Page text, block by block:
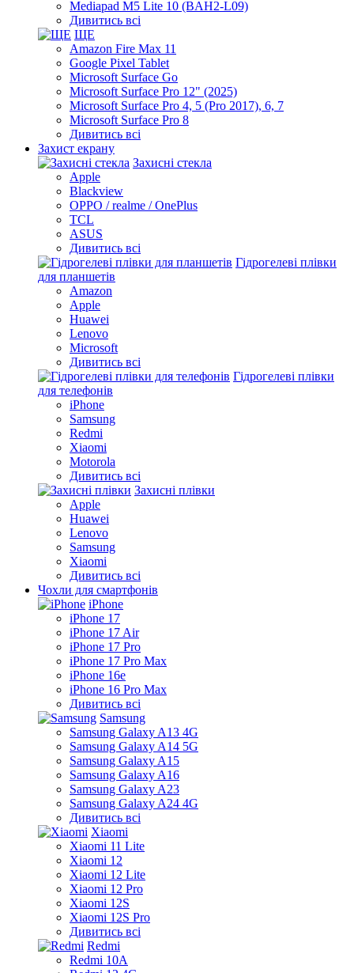
Mediapad M5 Lite 10 (BAH2-L09)
Дивитись всі
ЩЕ
Amazon Fire Max 11
Google Pixel Tablet
Microsoft Surface Go
Microsoft Surface Pro 12" (2025)
Microsoft Surface Pro 4, 5 (Pro 2017), 6, 7
Microsoft Surface Pro 8
Дивитись всі
Захист екрану
Захисні стекла
Apple
Blackview
OPPO / realme / OnePlus
TCL
ASUS
Дивитись всі
Гідрогелеві плівки
для планшетів
Amazon
Apple
Huawei
Lenovo
Microsoft
Дивитись всі
Гідрогелеві плівки
для телефонів
iPhone
Samsung
Redmi
Xiaomi
Motorola
Дивитись всі
Захисні плівки
Apple
Huawei
Lenovo
Samsung
Xiaomi
Дивитись всі
Чохли для смартфонів
iPhone
iPhone 17
iPhone 17 Air
iPhone 17 Pro
iPhone 17 Pro Max
iPhone 16e
iPhone 16 Pro Max
Дивитись всі
Samsung
Samsung Galaxy A13 4G
Samsung Galaxy A14 5G
Samsung Galaxy A15
Samsung Galaxy A16
Samsung Galaxy A23
Samsung Galaxy A24 4G
Дивитись всі
Xiaomi
Xiaomi 11 Lite
Xiaomi 12
Xiaomi 12 Lite
Xiaomi 12 Pro
Xiaomi 12S
Xiaomi 12S Pro
Дивитись всі
Redmi
Redmi 10A